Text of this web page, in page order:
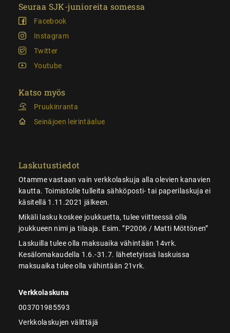
Seuraa SJK-junioreita somessa
Facebook
Instagram
Twitter
Youtube
Katso myös
Pruukinranta
Seinäjoen leirintäalue
Laskutustiedot
Otamme vastaan vain verkkolaskuja alla olevien kanavien
kautta. Toimistolle tulleita sähköposti- tai paperilaskuja ei
käsitellä 1.11.2021 jälkeen.
Mikäli lasku koskee joukkuetta, tulee viitteessä olla
joukkueen nimi ja tilaaja. Esim. ”P2006 / Matti Möttönen”
Laskuilla tulee olla maksuaika vähintään 14vrk.
Kesälomakaudella 1.6.-31.7. lähetetyissä laskuissa
maksuaika tulee olla vähintään 21vrk.
Verkkolaskuna
003701985593
Verkkolaskujen välittäjä